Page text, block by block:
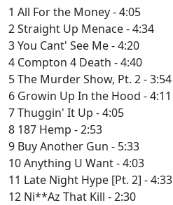
1 All For the Money - 4:05
2 Straight Up Menace - 4:34
3 You Cant' See Me - 4:20
4 Compton 4 Death - 4:40
5 The Murder Show, Pt. 2 - 3:54
6 Growin Up In the Hood - 4:11
7 Thuggin' It Up - 4:05
8 187 Hemp - 2:53
9 Buy Another Gun - 5:33
10 Anything U Want - 4:03
11 Late Night Hype [Pt. 2] - 4:33
12 Ni**Az That Kill - 2:30